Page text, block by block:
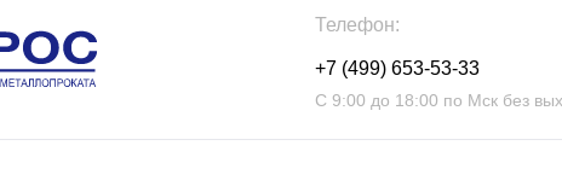
Телефон:
+7 (499) 653-53-33
С 9:00 до 18:00 по Мск без